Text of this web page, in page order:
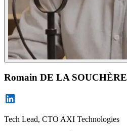
Romain DE LA SOUCHÈRE
Tech Lead, CTO AXI Technologies